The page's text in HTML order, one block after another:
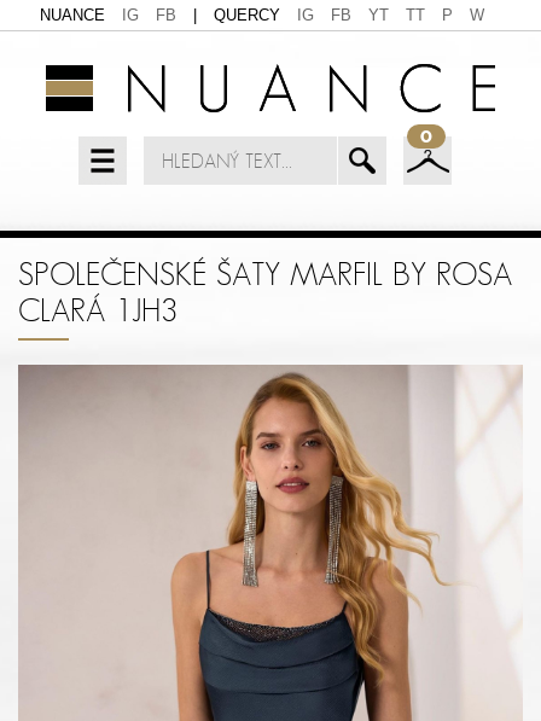
NUANCE IG FB QUERCY IG FB YT TT P W
0
SPOLEČENSKÉ ŠATY MARFIL BY ROSA
CLARÁ 1JH3